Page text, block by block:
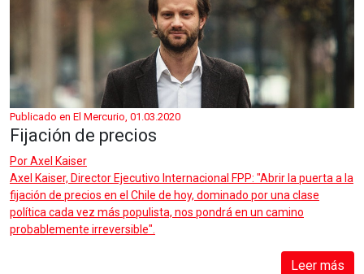
Publicado en El Mercurio, 01.03.2020
Fijación de precios
PorAxel Kaiser
Axel Kaiser, Director Ejecutivo Internacional FPP: "Abrir la puerta a la
fijación de precios en el Chile de hoy, dominado por una clase
política cada vez más populista, nos pondrá en un camino
probablemente irreversible".
Leer más